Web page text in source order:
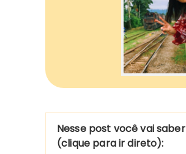
Nesse post você vai saber
(clique para ir direto):